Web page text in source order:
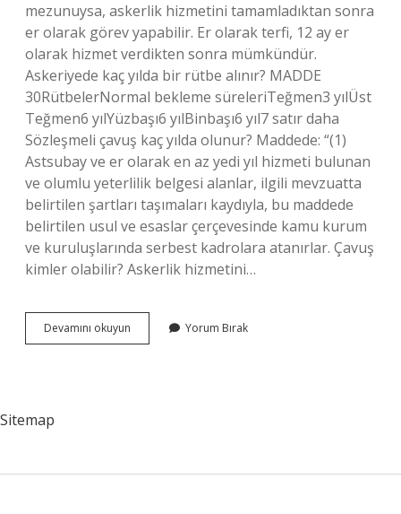
mezunuysa, askerlik hizmetini tamamladıktan sonra
er olarak görev yapabilir. Er olarak terfi, 12 ay er
olarak hizmet verdikten sonra mümkündür.
Askeriyede kaç yılda bir rütbe alınır? MADDE
30RütbelerNormal bekleme süreleriTeğmen3 yılÜst
Teğmen6 yılYüzbaşı6 yılBinbaşı6 yıl7 satır daha
Sözleşmeli çavuş kaç yılda olunur? Maddede: “(1)
Astsubay ve er olarak en az yedi yıl hizmeti bulunan
ve olumlu yeterlilik belgesi alanlar, ilgili mevzuatta
belirtilen şartları taşımaları kaydıyla, bu maddede
belirtilen usul ve esaslar çerçevesinde kamu kurum
ve kuruluşlarında serbest kadrolara atanırlar. Çavuş
kimler olabilir? Askerlik hizmetini…
Devamını okuyun
Yılda
Yorum Bırak
Sitemap